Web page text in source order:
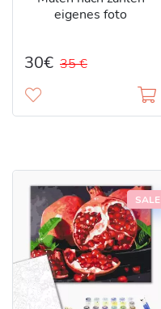
eigenes foto
30€ 35 €
SALE